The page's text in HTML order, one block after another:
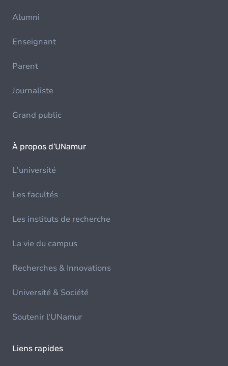
Alumni
Enseignant
Parent
Journaliste
Grand public
À propos d'UNamur
L'université
Les facultés
Les instituts de recherche
La vie du campus
Recherches & Innovations
Université & Société
Soutenir l'UNamur
Liens rapides